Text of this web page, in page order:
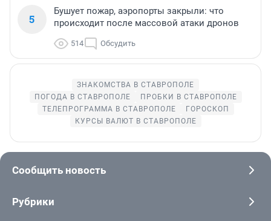
5
Бушует пожар, аэропорты закрыли: что
происходит после массовой атаки дронов
514 Обсудить
ЗНАКОМСТВА В СТАВРОПОЛЕ
ПОГОДА В СТАВРОПОЛЕ
ПРОБКИ В СТАВРОПОЛЕ
ТЕЛЕПРОГРАММА В СТАВРОПОЛЕ
ГОРОСКОП
КУРСЫ ВАЛЮТ В СТАВРОПОЛЕ
Сообщить новость
Рубрики